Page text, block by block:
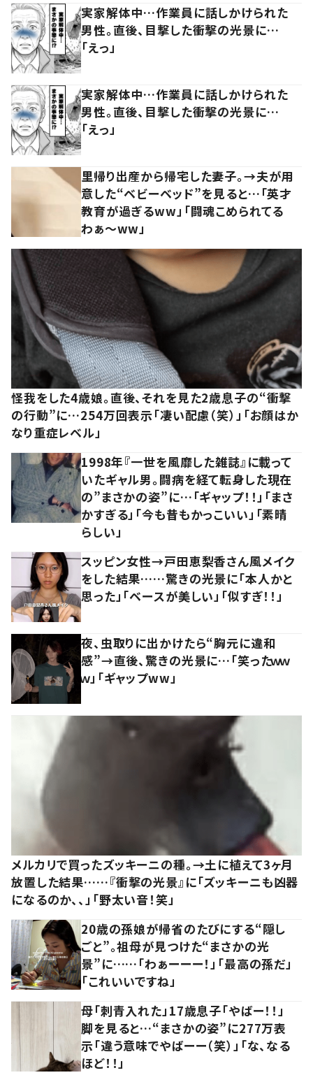
実家解体中…作業員に話しかけられた
男性。直後、目撃した衝撃の光景に…
「えっ」
実家解体中…作業員に話しかけられた
男性。直後、目撃した衝撃の光景に…
「えっ」
里帰り出産から帰宅した妻子。→夫が用
意した“ベビーベッド”を見ると…「英才
教育が過ぎるww」「闘魂こめられてる
わぁ～ww」
怪我をした4歳娘。直後、それを見た2歳息子の“衝撃
の行動”に…254万回表示「凄い配慮（笑）」「お顔はか
なり重症レベル」
1998年『一世を風靡した雑誌』に載って
いたギャル男。闘病を経て転身した現在
の”まさかの姿”に…「ギャップ！！」「まさ
かすぎる」「今も昔もかっこいい」「素晴
らしい」
スッピン女性→戸田恵梨香さん風メイク
をした結果……驚きの光景に「本人かと
思った」「ベースが美しい」「似すぎ！！」
夜、虫取りに出かけたら“胸元に違和
感”→直後、驚きの光景に…「笑ったｗｗ
ｗ」「ギャップww」
メルカリで買ったズッキーニの種。→土に植えて3ヶ月
放置した結果……『衝撃の光景』に「ズッキーニも凶器
になるのか、、」「野太い音！笑」
20歳の孫娘が帰省のたびにする“隠し
ごと”。祖母が見つけた“まさかの光
景”に……「わぁーーー！」「最高の孫だ」
「これいいですね」
母「刺青入れた」17歳息子「やばー！！」
脚を見ると…“まさかの姿”に277万表
示「違う意味でやばーー（笑）」「な、なる
ほど！！」